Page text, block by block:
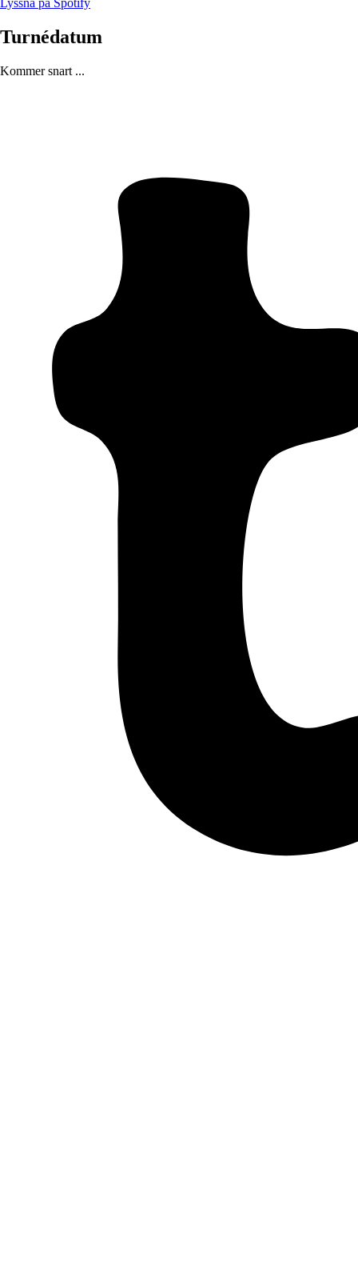
Lyssna på Spotify
Turnédatum
Kommer snart ...